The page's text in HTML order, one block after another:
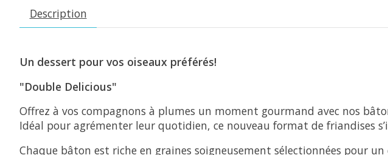
Description
Un dessert pour vos oiseaux préférés!
"Double Delicious"
Offrez à vos compagnons à plumes un moment gourmand avec nos
Idéal pour agrémenter leur quotidien, ce nouveau format de friandises
Chaque bâton est riche en graines soigneusement sélectionnées pour